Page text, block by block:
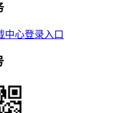
中心登录入口